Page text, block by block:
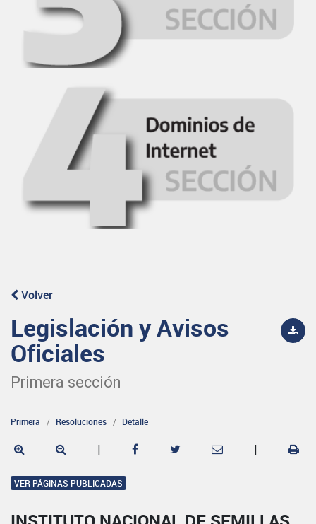
Volver
Legislación y Avisos
Oficiales
Primera sección
Primera Resoluciones Detalle
| |
VER PÁGINAS PUBLICADAS